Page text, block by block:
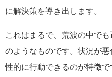
に解決策を導き出します。
これはまるで、荒波の中で
のようなものです。状況が
性的に行動できるのが特徴で